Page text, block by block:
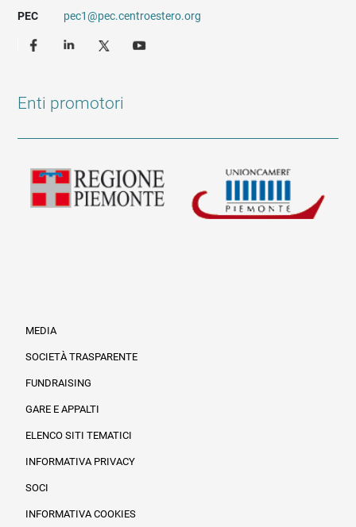
PEC
pec1@pec.centroestero.org
Enti promotori
MEDIA
SOCIETÀ TRASPARENTE
FUNDRAISING
GARE E APPALTI
ELENCO SITI TEMATICI
INFORMATIVA PRIVACY
SOCI
INFORMATIVA COOKIES